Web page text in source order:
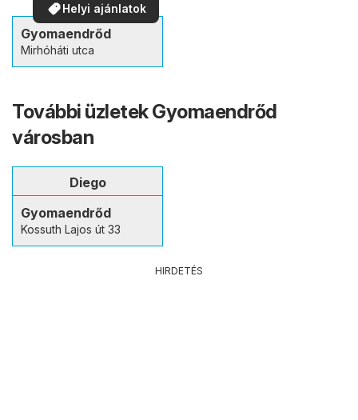
Helyi ajánlatok
Gyomaendrőd
Mirhóháti utca
További üzletek Gyomaendrőd
városban
Diego
Gyomaendrőd
Kossuth Lajos út 33
HIRDETÉS